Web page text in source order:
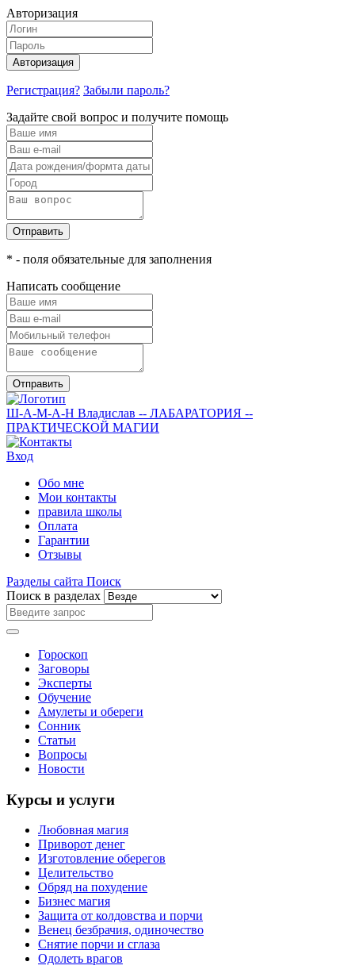
Авторизация
Авторизация
Регистрация? Забыли пароль?
Задайте свой вопрос и получите помощь
Отправить
* - поля обязательные для заполнения
Написать сообщение
Отправить
Ш-А-М-А-Н Владислав -- ЛАБАРАТОРИЯ --
ПРАКТИЧЕСКОЙ МАГИИ
Вход
Обо мне
Мои контакты
правила школы
Оплата
Гарантии
Отзывы
Разделы сайта Поиск
Поиск в разделах
Гороскоп
Заговоры
Эксперты
Обучение
Амулеты и обереги
Сонник
Статьи
Вопросы
Новости
Курсы и услуги
Любовная магия
Приворот денег
Изготовление оберегов
Целительство
Обряд на похудение
Бизнес магия
Защита от колдовства и порчи
Венец безбрачия, одиночество
Снятие порчи и сглаза
Одолеть врагов